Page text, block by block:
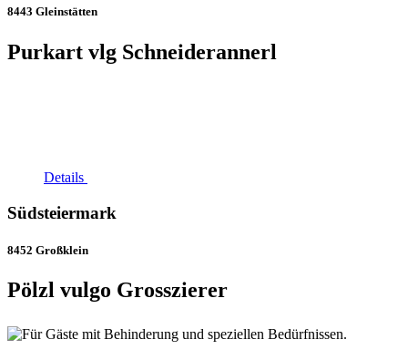
8443 Gleinstätten
Purkart vlg Schneiderannerl
Details
Südsteiermark
8452 Großklein
Pölzl vulgo Grosszierer